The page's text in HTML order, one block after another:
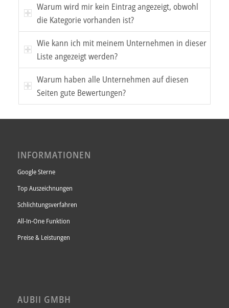
Warum wird mir kein Eintrag angezeigt, obwohl
die Kategorie vorhanden ist?
Wie kann ich mit meinem Unternehmen in dieser
Liste angezeigt werden?
Warum haben alle Unternehmen auf diesen
Seiten gute Bewertungen?
INFORMATIONEN
Google Sterne
Top Auszeichnungen
Schlichtungsverfahren
All-In-One Funktion
Preise & Leistungen
AUBII GMBH